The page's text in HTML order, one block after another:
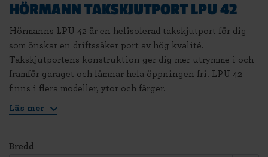
HÖRMANN TAKSKJUTPORT LPU 42
Hörmanns LPU 42 är en helisolerad takskjutport för dig
som önskar en driftssäker port av hög kvalité.
Takskjutportens konstruktion ger dig mer utrymme i och
framför garaget och lämnar hela öppningen fri. LPU 42
finns i flera modeller, ytor och färger.
Läs mer
Bredd